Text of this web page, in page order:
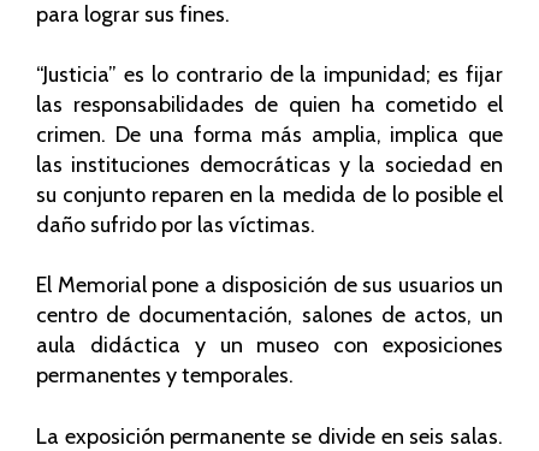
para lograr sus fines.
“Justicia” es lo contrario de la impunidad; es fijar
las responsabilidades de quien ha cometido el
crimen. De una forma más amplia, implica que
las instituciones democráticas y la sociedad en
su conjunto reparen en la medida de lo posible el
daño sufrido por las víctimas.
El Memorial pone a disposición de sus usuarios un
centro de documentación, salones de actos, un
aula didáctica y un museo con exposiciones
permanentes y temporales.
La exposición permanente se divide en seis salas.